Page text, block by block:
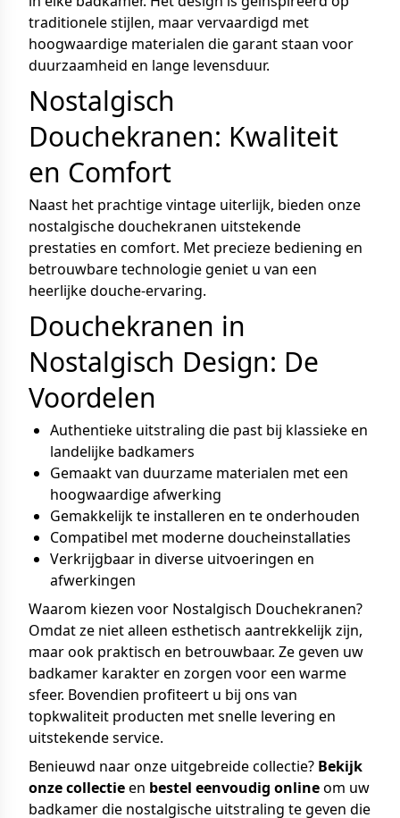
traditionele stijlen, maar vervaardigd met
hoogwaardige materialen die garant staan voor
duurzaamheid en lange levensduur.
Nostalgisch
Douchekranen: Kwaliteit
en Comfort
Naast het prachtige vintage uiterlijk, bieden onze
nostalgische douchekranen uitstekende
prestaties en comfort. Met precieze bediening en
betrouwbare technologie geniet u van een
heerlijke douche-ervaring.
Douchekranen in
Nostalgisch Design: De
Voordelen
Authentieke uitstraling die past bij klassieke en
landelijke badkamers
Gemaakt van duurzame materialen met een
hoogwaardige afwerking
Gemakkelijk te installeren en te onderhouden
Compatibel met moderne doucheinstallaties
Verkrijgbaar in diverse uitvoeringen en
afwerkingen
Waarom kiezen voor Nostalgisch Douchekranen?
Omdat ze niet alleen esthetisch aantrekkelijk zijn,
maar ook praktisch en betrouwbaar. Ze geven uw
badkamer karakter en zorgen voor een warme
sfeer. Bovendien profiteert u bij ons van
topkwaliteit producten met snelle levering en
uitstekende service.
Benieuwd naar onze uitgebreide collectie? Bekijk
onze collectieen bestel eenvoudig onlineom uw
badkamer die nostalgische uitstraling te geven die